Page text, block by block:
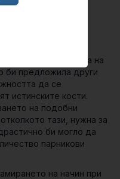
Но учените
могат да бъдат
нуждите на
със свойствата на
би предложила други
да се
истинските кости.
на подобни
тази, нужна за
би могло да
парникови
на начин при